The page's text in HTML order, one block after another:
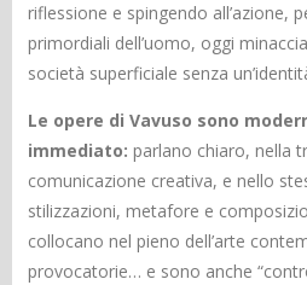
riflessione e spingendo all’azione,
primordiali dell’uomo, oggi
società superficiale senza
Le opere di Vavuso sono
immediato: parlano chiaro, nella
comunicazione creativa, e nello
stilizzazioni, metafore e
collocano nel pieno dell’arte
provocatorie… e sono anche